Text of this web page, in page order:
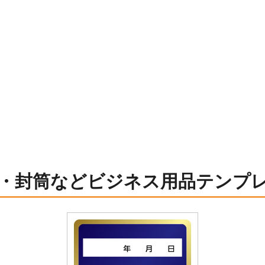
封筒などビジネス用品テンプ